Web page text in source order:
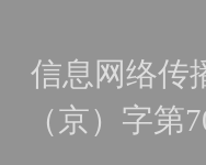
信息网络传
（京）字第